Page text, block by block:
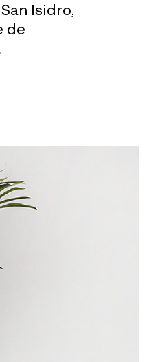
Isidro,
de